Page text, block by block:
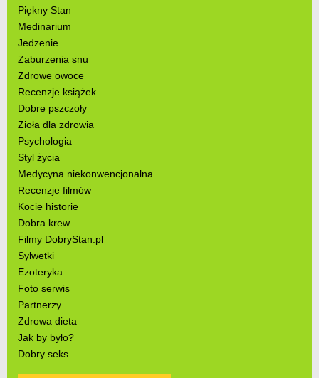
Piękny Stan
Medinarium
Jedzenie
Zaburzenia snu
Zdrowe owoce
Recenzje książek
Dobre pszczoły
Zioła dla zdrowia
Psychologia
Styl życia
Medycyna niekonwencjonalna
Recenzje filmów
Kocie historie
Dobra krew
Filmy DobryStan.pl
Sylwetki
Ezoteryka
Foto serwis
Partnerzy
Zdrowa dieta
Jak by było?
Dobry seks